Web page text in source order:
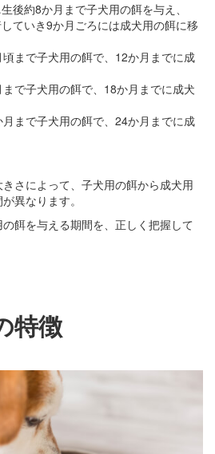
後約8か月まで子犬用の餌を与え、
ていき9か月ごろには成犬用の餌に移
まで子犬用の餌で、12か月までに成
で子犬用の餌で、18か月までに成犬
まで子犬用の餌で、24か月までに成
さによって、子犬用の餌から成犬用
異なります。
餌を与える期間を、正しく把握して
特徴